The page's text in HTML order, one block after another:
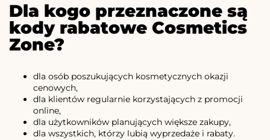
Dla kogo przeznaczone są
kody rabatowe Cosmetics
Zone?
dla osób poszukujących kosmetycznych okazji
cenowych,
dla klientów regularnie korzystających z promocji
online,
dla użytkowników planujących większe zakupy,
dla wszystkich, którzy lubią wyprzedaże i rabaty.